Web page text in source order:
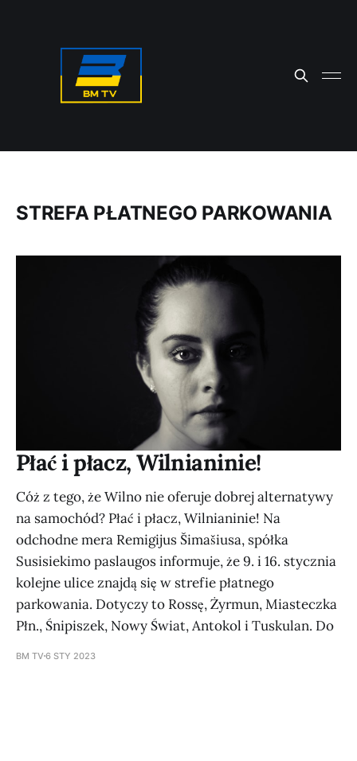
STREFA PŁATNEGO PARKOWANIA
Płać i płacz, Wilnianinie!
Cóż z tego, że Wilno nie oferuje dobrej alternatywy
na samochód? Płać i płacz, Wilnianinie! Na
odchodne mera Remigijus Šimašiusa, spółka
Susisiekimo paslaugos informuje, że 9. i 16. stycznia
kolejne ulice znajdą się w strefie płatnego
parkowania. Dotyczy to Rossę, Żyrmun, Miasteczka
Płn., Śnipiszek, Nowy Świat, Antokol i Tuskulan. Do
BM TV6 STY 2023